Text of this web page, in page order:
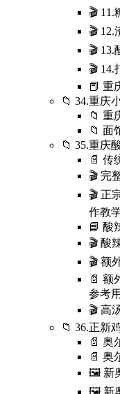
🎬 11.
🎬 12.
🎬 13.
🎬
📕 重
📁 34.重庆
📁 重
📁 面
📁 35.重庆
📄 传
🎬 完
🎬 正
作教
📘 酸
🎬 酸
🎬 额
📄 额
参考
🎬 高
📁 36.正新
📄 奥
📄 奥
🖼️ 新
🖼️ 新